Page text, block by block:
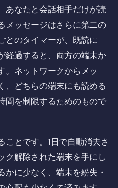
あなたと会話相手だけが読
メッセージはさらに第二の
とのタイマーが、既読に
経過すると、両方の端末か
。ネットワークからメッ
、どちらの端末にも読める
間を制限するためのもので
ことです。1日で自動消去さ
ク解除された端末を手にし
かに少なく、端末を紛失・